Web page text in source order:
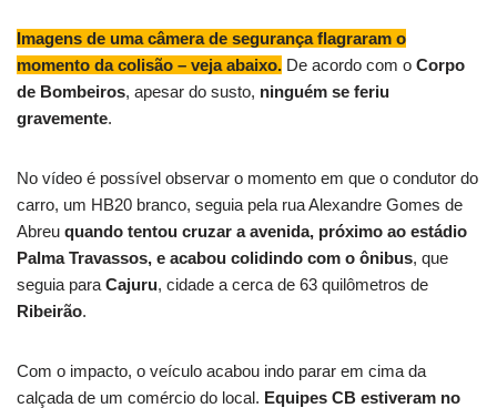
Imagens de uma câmera de segurança flagraram o
momento da colisão – veja abaixo. De acordo com o Corpo
de Bombeiros, apesar do susto, ninguém se feriu
gravemente.
No vídeo é possível observar o momento em que o condutor do
carro, um HB20 branco, seguia pela rua Alexandre Gomes de
Abreu quando tentou cruzar a avenida, próximo ao estádio
Palma Travassos, e acabou colidindo com o ônibus, que
seguia para Cajuru, cidade a cerca de 63 quilômetros de
Ribeirão.
Com o impacto, o veículo acabou indo parar em cima da
calçada de um comércio do local. Equipes CB estiveram no